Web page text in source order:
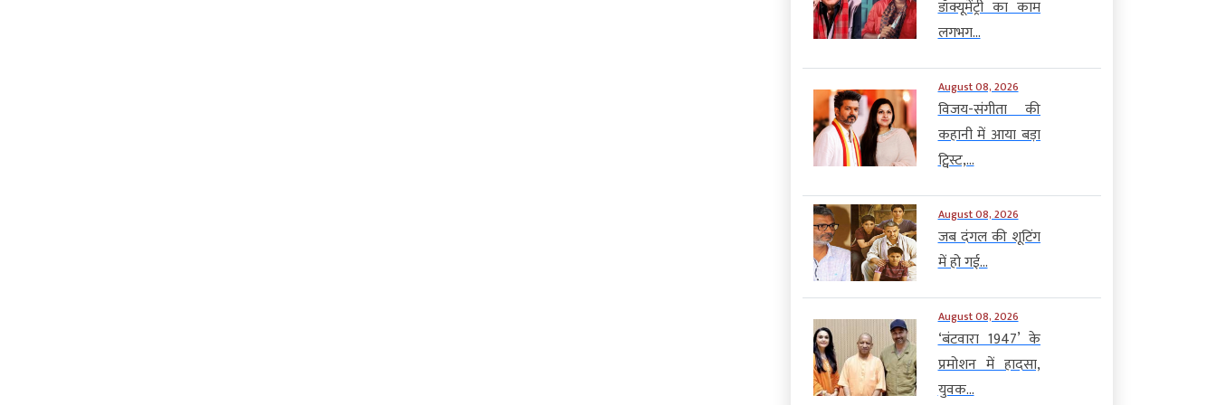
डॉक्यूमेंट्री का काम
लगभग...
August 08, 2026
विजय-संगीता की
कहानी में आया बड़ा
ट्विस्ट,...
August 08, 2026
जब दंगल की शूटिंग
में हो गई...
August 08, 2026
‘बंटवारा 1947’ के
प्रमोशन में हादसा,
युवक...